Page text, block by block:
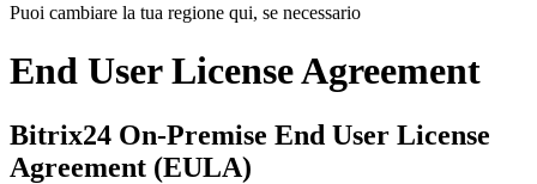
Puoi cambiare la tua regione qui, se necessario
End User License Agreement
Bitrix24 On-Premise End User License
Agreement (EULA)